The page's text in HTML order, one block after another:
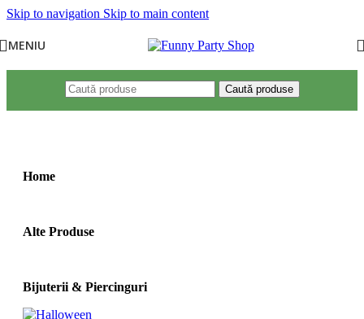
Skip to navigation Skip to main content
MENIU
Caută produse
Prima pagină/ Mărime produs/ 7-8ani(118-124cm)
Home
Alte Produse
Bijuterii & Piercinguri